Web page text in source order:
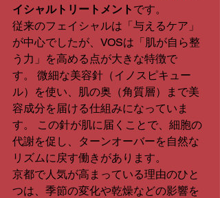
イシャルトリートメント です。
従来のフェイシャルは「与えるケア」
が中心でしたが、VOSは「肌が自ら整
う力」を高める点が大きな特徴で
す。 微細な美容針（イノスピキュー
ル）を使い、肌の奥（角質層）まで美
容成分を届ける仕組みになっていま
す。 この針が肌に届くことで、細胞の
代謝を促し、ターンオーバーを自然な
リズムに戻す働きがあります。
京都で人気が高まっている理由のひと
つは、季節の変化や乾燥などの影響を